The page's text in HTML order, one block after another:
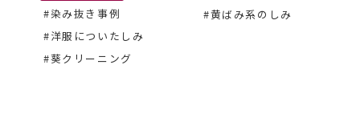
#染み抜き事例
#洋服についたしみ
#葵クリーニング
#黄ばみ系のしみ